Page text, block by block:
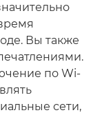
Вы также
по Wi-
сети,